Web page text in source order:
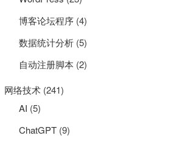
&& clear && ./route
博客论坛程序 (4)
数据统计分析 (5)
自动注册脚本 (2)
网络技术 (241)
AI (5)
ChatGPT (9)